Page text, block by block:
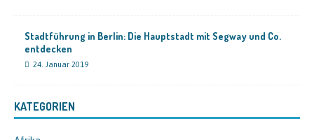
Stadtführung in Berlin: Die Hauptstadt mit Segway und Co.
entdecken
24. Januar 2019
KATEGORIEN